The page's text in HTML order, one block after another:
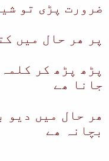
ضرورت پڑی تو
پر ھر حال میں
پڑھ پڑھ کر
جانا ھے
ھر حال میں دیو
بچانہ ھے